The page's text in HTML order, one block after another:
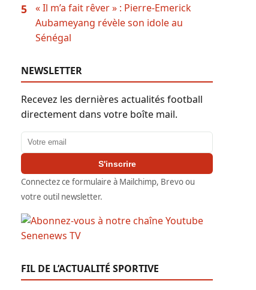
5
« Il m’a fait rêver » : Pierre-Emerick
Aubameyang révèle son idole au
Sénégal
NEWSLETTER
Recevez les dernières actualités football
directement dans votre boîte mail.
Adresse email
S'inscrire
Connectez ce formulaire à Mailchimp, Brevo ou
votre outil newsletter.
FIL DE L’ACTUALITÉ SPORTIVE